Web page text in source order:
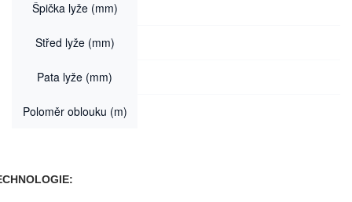
Špička lyže (mm)
Střed lyže (mm)
Pata lyže (mm)
Poloměr oblouku (m)